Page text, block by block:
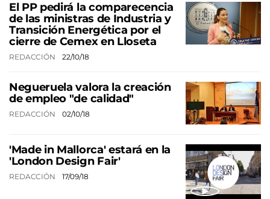
El PP pedirá la comparecencia
de las ministras de Industria y
Transición Energética por el
cierre de Cemex en Lloseta
REDACCIÓN 22/10/18
Negueruela valora la creación
de empleo "de calidad"
REDACCIÓN 02/10/18
'Made in Mallorca' estará en la
'London Design Fair'
REDACCIÓN 17/09/18